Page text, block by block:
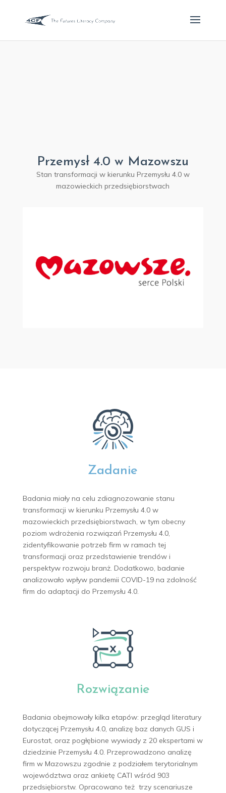
Przemysł 4.0 w Mazowszu
Stan transformacji w kierunku Przemysłu 4.0 w
mazowieckich przedsiębiorstwach
Zadanie
Badania miały na celu zdiagnozowanie stanu
transformacji w kierunku Przemysłu 4.0 w
mazowieckich przedsiębiorstwach, w tym obecny
poziom wdrożenia rozwiązań Przemysłu 4.0,
zidentyfikowanie potrzeb firm w ramach tej
transformacji oraz przedstawienie trendów i
perspektyw rozwoju branż. Dodatkowo, badanie
analizowało wpływ pandemii COVID-19 na zdolność
firm do adaptacji do Przemysłu 4.0.
Rozwiązanie
Badania obejmowały kilka etapów: przegląd literatury
dotyczącej Przemysłu 4.0, analizę baz danych GUS i
Eurostat, oraz pogłębione wywiady z 20 ekspertami w
dziedzinie Przemysłu 4.0. Przeprowadzono analizę
firm w Mazowszu zgodnie z podziałem terytorialnym
województwa oraz ankietę CATI wśród 903
przedsiębiorstw. Opracowano też trzy scenariusze